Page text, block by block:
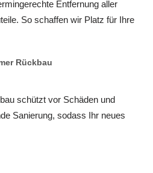
Entfernung aller
So schaffen wir Platz für Ihre
Rückbau
schützt vor Schäden und
Sanierung, sodass Ihr neues